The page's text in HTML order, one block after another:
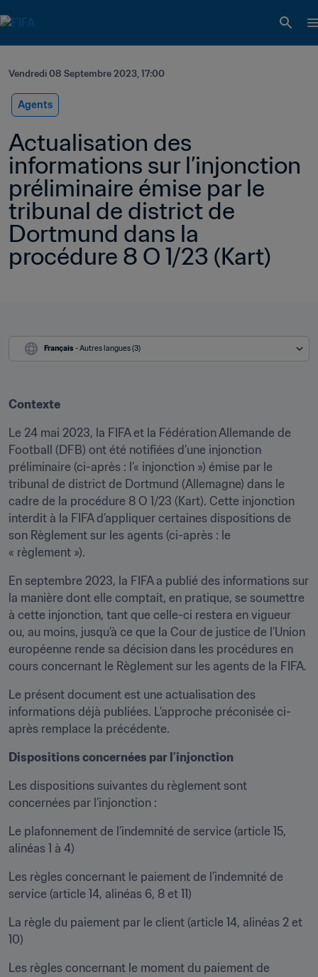
Vendredi 08 Septembre 2023, 17:00
Agents
Actualisation des
informations sur l’injonction
préliminaire émise par le
tribunal de district de
Dortmund dans la
procédure 8 O 1/23 (Kart)
Français - Autres langues (3)
Contexte
Le 24 mai 2023, la FIFA et la Fédération Allemande de
Football (DFB) ont été notifiées d’une injonction
préliminaire (ci-après : l’« injonction ») émise par le
tribunal de district de Dortmund (Allemagne) dans le
cadre de la procédure 8 O 1/23 (Kart). Cette injonction
interdit à la FIFA d’appliquer certaines dispositions de
son Règlement sur les agents (ci-après : le
« règlement »).
En septembre 2023, la FIFA a publié des informations sur
la manière dont elle comptait, en pratique, se soumettre
à cette injonction, tant que celle-ci restera en vigueur
ou, au moins, jusqu’à ce que la Cour de justice de l’Union
européenne rende sa décision dans les procédures en
cours concernant le Règlement sur les agents de la FIFA.
Le présent document est une actualisation des
informations déjà publiées. L'approche préconisée ci-
après remplace la précédente.
Dispositions concernées par l’injonction
Les dispositions suivantes du règlement sont
concernées par l’injonction :
Le plafonnement de l’indemnité de service (article 15,
alinéas 1 à 4)
Les règles concernant le paiement de l’indemnité de
service (article 14, alinéas 6, 8 et 11)
La règle du paiement par le client (article 14, alinéas 2 et
10)
Les règles concernant le moment du paiement de